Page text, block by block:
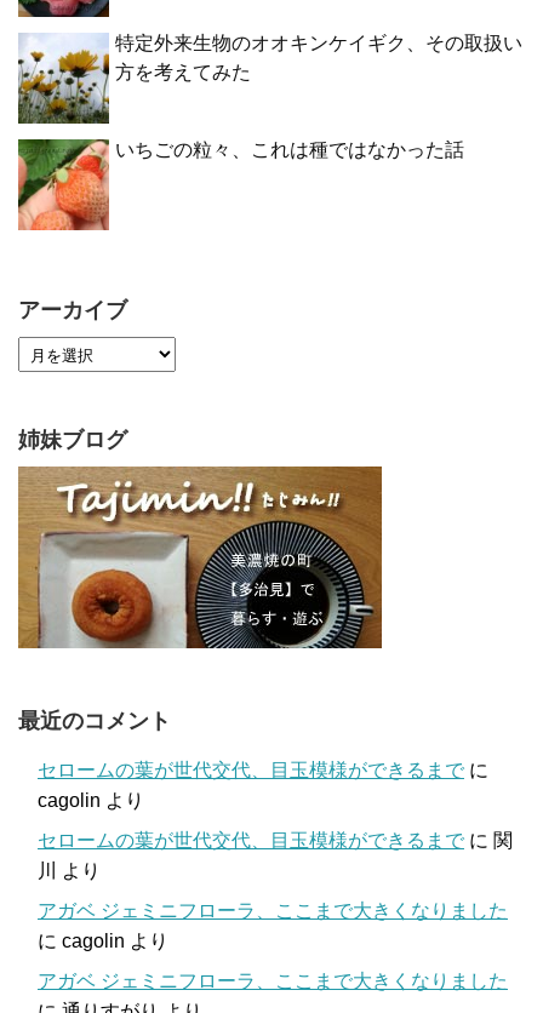
特定外来生物のオオキンケイギク、その取扱い
方を考えてみた
いちごの粒々、これは種ではなかった話
アーカイブ
姉妹ブログ
最近のコメント
セロームの葉が世代交代、目玉模様ができるまで に
cagolin より
セロームの葉が世代交代、目玉模様ができるまで に 関
川
より
アガベ ジェミニフローラ、ここまで大きくなりました
に cagolin より
アガベ ジェミニフローラ、ここまで大きくなりました